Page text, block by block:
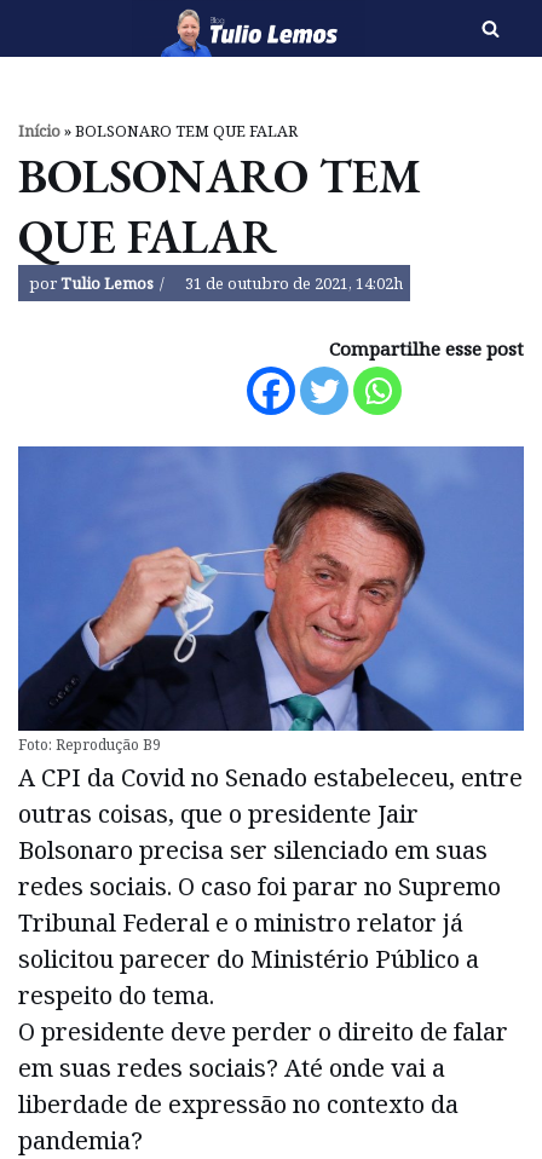
o
Início»BOLSONARO TEM QUE FALAR
BOLSONARO TEM
QUE FALAR
porTulio Lemos 31 de outubro de 2021, 14:02h
Compartilhe esse post
Foto: Reprodução B9
A CPI da Covid no Senado estabeleceu, entre
outras coisas, que o presidente Jair
Bolsonaro precisa ser silenciado em suas
redes sociais. O caso foi parar no Supremo
Tribunal Federal e o ministro relator já
solicitou parecer do Ministério Público a
respeito do tema.
O presidente deve perder o direito de falar
em suas redes sociais? Até onde vai a
liberdade de expressão no contexto da
pandemia?